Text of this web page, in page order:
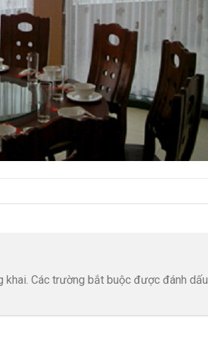
khai. Các trường bắt buộc được đánh dấu